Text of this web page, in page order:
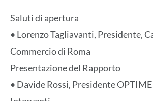
Saluti di apertura
• Lorenzo Tagliavanti, Presidente,
Commercio di Roma
Presentazione del Rapporto
• Davide Rossi, Presidente OPTIME